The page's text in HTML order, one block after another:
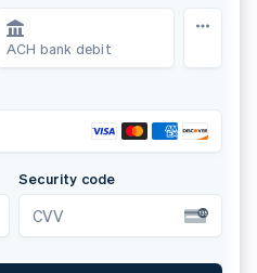
PayPal